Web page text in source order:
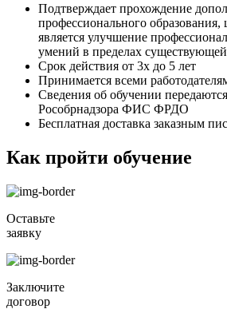
Подтверждает прохождение
профессионального образования,
является улучшение
умений в пределах
Срок действия от 3х до 5 лет
Принимается всеми
Сведения об обучении
Рособрнадзора ФИС ФРДО
Бесплатная доставка заказным
Как пройти обучение
Оставьте
заявку
Заключите
договор